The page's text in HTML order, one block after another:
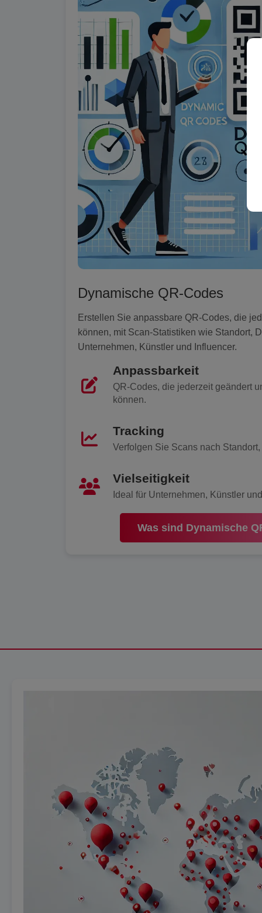
Dynamische QR-Codes
Erstellen Sie anpassbare QR-Codes, die
können, mit Scan-Statistiken wie Standort,
Unternehmen, Künstler und Influencer.
Anpassbarkeit
QR-Codes, die jederzeit geändert
können.
Tracking
Verfolgen Sie Scans nach
Vielseitigkeit
Ideal für Unternehmen, Künstler
Was sind Dynamische